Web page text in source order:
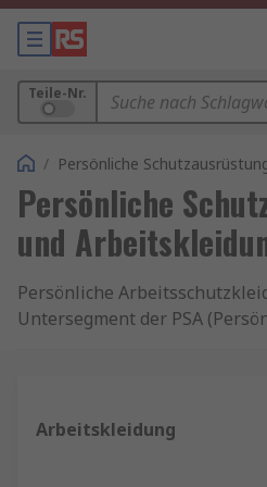
Teile-Nr.
/ Persönliche
Persönliche
und
Persönliche
Untersegment der PSA
Kleidungsstücke aus
oder um Einweg-
Kleidung, Schuhe und
Arbeitskleidung